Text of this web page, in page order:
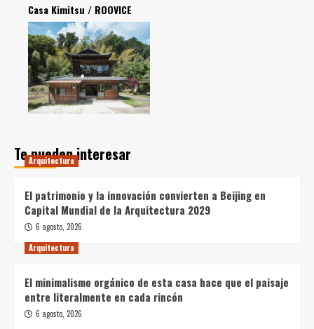
Casa Kimitsu / ROOVICE
Te pueden interesar
Arquitectura
El patrimonio y la innovación convierten a Beijing en
Capital Mundial de la Arquitectura 2029
6 agosto, 2026
Arquitectura
El minimalismo orgánico de esta casa hace que el paisaje
entre literalmente en cada rincón
6 agosto, 2026